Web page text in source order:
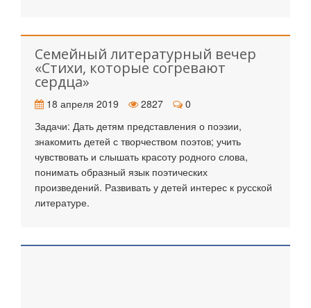
Семейный литературный вечер
«Стихи, которые согревают
сердца»
18 апреля 2019 2827
0
Задачи: Дать детям представления о поэзии,
знакомить детей с творчеством поэтов; учить
чувствовать и слышать красоту родного слова,
понимать образный язык поэтических
произведений. Развивать у детей интерес к русской
литературе.